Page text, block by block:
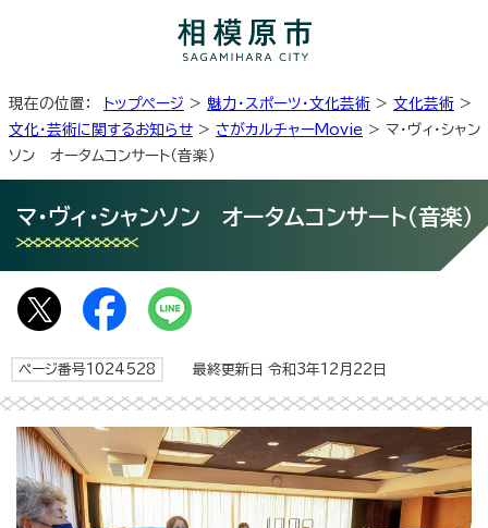
現在の位置： トップページ > 魅力・スポーツ・文化芸術 > 文化芸術 >
文化・芸術に関するお知らせ > さがカルチャーMovie > マ・ヴィ・シャン
ソン オータムコンサート（音楽）
マ・ヴィ・シャンソン オータムコンサート（音楽）
ページ番号1024528 最終更新日 令和3年12月22日